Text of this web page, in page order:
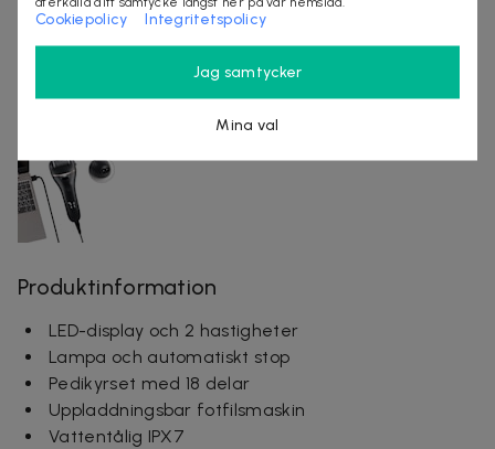
Produktinformation
LED-display och 2 hastigheter
Lampa och automatiskt stop
Pedikyrset med 18 delar
Uppladdningsbar fotfilsmaskin
Vattentålig IPX7
Cookiepolicy Integritetspolicy
Jag samtycker
Mina val